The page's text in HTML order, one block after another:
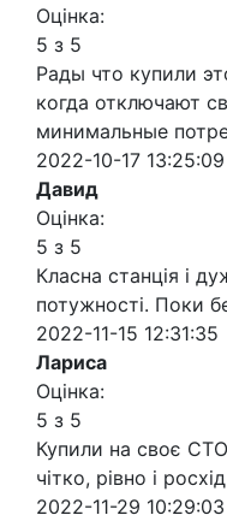
Оцінка:
5 з 5
Рады что купили
когда отключают
минимальные
2022-10-17 13:25:09
Давид
Оцінка:
5 з 5
Класна станція і
потужності. Поки
2022-11-15 12:31:35
Лариса
Оцінка:
5 з 5
Купили на своє
чітко, рівно і
2022-11-29 10:29:03